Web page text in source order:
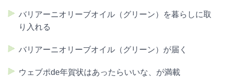
バリアーニオリーブオイル（グリーン）を暮らしに取
り入れる
バリアーニオリーブオイル（グリーン）が届く
ウェブポde年賀状はあったらいいな、が満載